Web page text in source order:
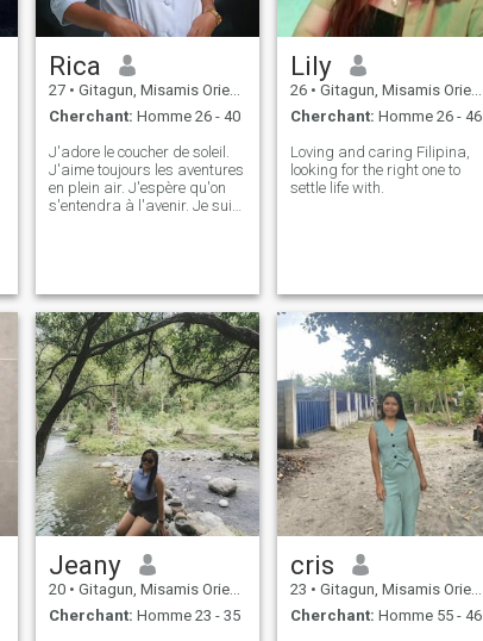
Rica
27 • Gitagun, Misamis Oriental, Philippines
Cherchant: Homme 26 - 40
J'adore le coucher de soleil.
J'aime toujours les aventures
en plein air. J'espère qu'on
s'entendra à l'avenir. Je suis
2017 avec un baccalauréat
en commerce.
Lily
26 • Gitagun, Misamis Oriental, Philippines
Cherchant: Homme 26 - 46
Loving and caring Filipina,
looking for the right one to
settle life with.
Jeany
20 • Gitagun, Misamis Oriental, Philippines
Cherchant: Homme 23 - 35
cris
23 • Gitagun, Misamis Oriental, Philippines
Cherchant: Homme 55 - 46